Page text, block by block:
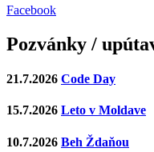
Facebook
Pozvánky /
21.7.2026 Code Day
15.7.2026 Leto v Moldave
10.7.2026 Beh Ždaňou